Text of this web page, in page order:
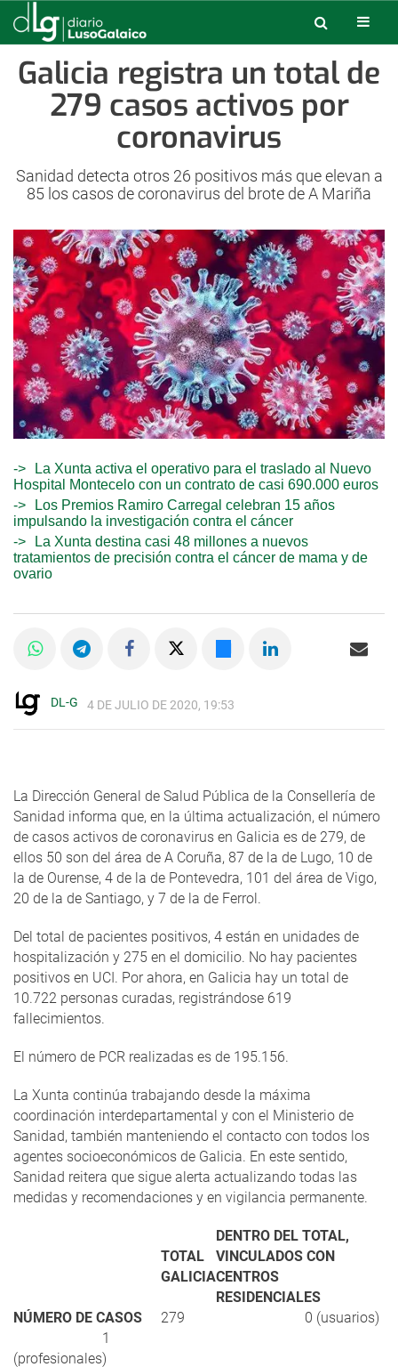
Galicia registra un total de
279 casos activos por
coronavirus
Sanidad detecta otros 26 positivos más que elevan a
85 los casos de coronavirus del brote de A Mariña
La Xunta activa el operativo para el traslado al Nuevo
Hospital Montecelo con un contrato de casi 690.000 euros
Los Premios Ramiro Carregal celebran 15 años
impulsando la investigación contra el cáncer
La Xunta destina casi 48 millones a nuevos
tratamientos de precisión contra el cáncer de mama y de
ovario
DL-G 4 DE JULIO DE 2020, 19:53
La Dirección General de Salud Pública de la Consellería de
Sanidad informa que, en la última actualización, el número
de casos activos de coronavirus en Galicia es de 279, de
ellos 50 son del área de A Coruña, 87 de la de Lugo, 10 de
la de Ourense, 4 de la de Pontevedra, 101 del área de Vigo,
20 de la de Santiago, y 7 de la de Ferrol.
Del total de pacientes positivos, 4 están en unidades de
hospitalización y 275 en el domicilio. No hay pacientes
positivos en UCI. Por ahora, en Galicia hay un total de
10.722 personas curadas, registrándose 619
fallecimientos.
El número de PCR realizadas es de 195.156.
La Xunta continúa trabajando desde la máxima
coordinación interdepartamental y con el Ministerio de
Sanidad, también manteniendo el contacto con todos los
agentes socioeconómicos de Galicia. En este sentido,
Sanidad reitera que sigue alerta actualizando todas las
medidas y recomendaciones y en vigilancia permanente.
TOTAL
GALICIA
DENTRO DEL TOTAL,
VINCULADOS CON
CENTROS
RESIDENCIALES
NÚMERO DE CASOS
279
0 (usuarios)
1
(profesionales)